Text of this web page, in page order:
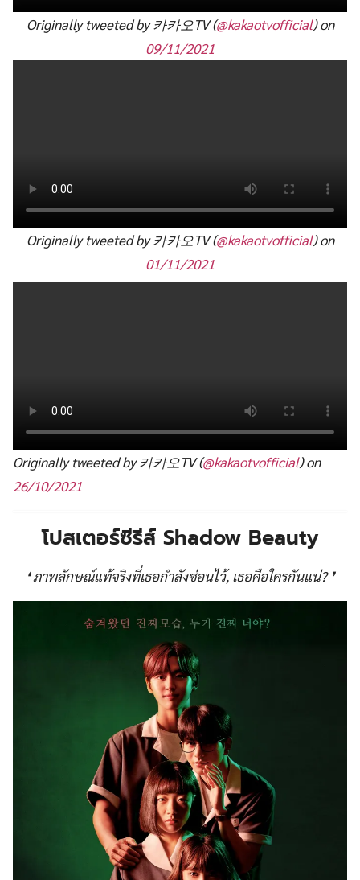
Originally tweeted by 카카오TV (@kakaotvofficial) on
09/11/2021
Originally tweeted by 카카오TV (@kakaotvofficial) on
01/11/2021
Originally tweeted by 카카오TV (@kakaotvofficial) on
26/10/2021
โปสเตอร์ซีรีส์Shadow Beauty
❛ ภาพลักษณ์แท้จริงที่เธอกำลังซ่อนไว้, เธอคือใครกันแน่? ❜